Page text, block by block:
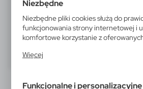
Niezbędne
Niezbędne pliki cookies służą do
funkcjonowania strony internetowej i
komfortowe korzystanie z
działania w celu m.in. dostosowania
Więcej
Funkcjonalne i personalizacyjne
domyślnie
WYPRZEDAŻ